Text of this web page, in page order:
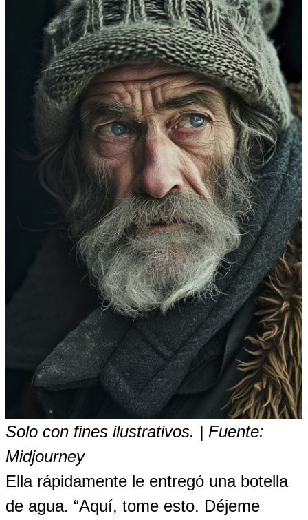
Solo con fines ilustrativos. | Fuente:
Midjourney
Ella rápidamente le entregó una botella
de agua. “Aquí, tome esto. Déjeme